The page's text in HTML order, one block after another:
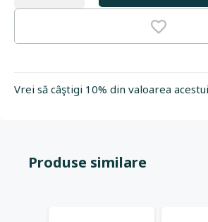
Vrei să câştigi 10% din valoarea
Produse similare